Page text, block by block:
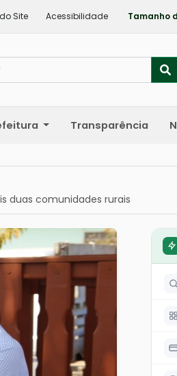
Site Acessibilidade Tamanho
Transparência
duas comunidades rurais